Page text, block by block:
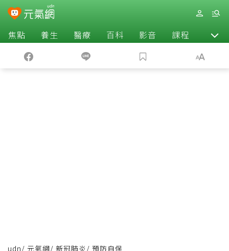
焦點 養生 醫療 百科 影音 課程 退休
udn/ 元氣網/ 新冠肺炎 / 預防自保